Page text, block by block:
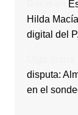
Hilda
digital del
disputa:
en el